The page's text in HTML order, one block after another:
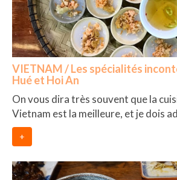
VIETNAM / Les spécialités
Hué et Hoi An
On vous dira très souvent que la
Vietnam est la meilleure, et je dois
+